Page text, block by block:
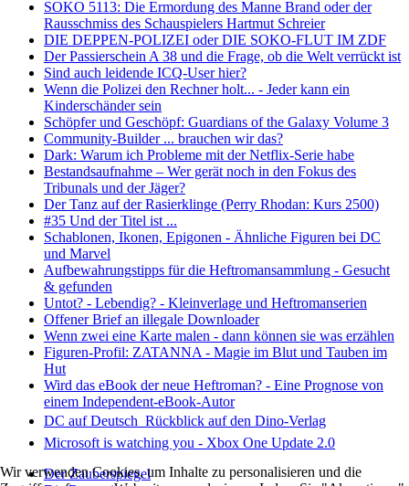
SOKO 5113: Die Ermordung des Manne Brand oder der
Rausschmiss des Schauspielers Hartmut Schreier
DIE DEPPEN-POLIZEI oder DIE SOKO-FLUT IM ZDF
Der Passierschein A 38 und die Frage, ob die Welt verrückt ist
Sind auch leidende ICQ-User hier?
Wenn die Polizei den Rechner holt... - Jeder kann ein
Kinderschänder sein
Schöpfer und Geschöpf: Guardians of the Galaxy Volume 3
Community-Builder ... brauchen wir das?
Dark: Warum ich Probleme mit der Netflix-Serie habe
Bestandsaufnahme – Wer gerät noch in den Fokus des
Tribunals und der Jäger?
Der Tanz auf der Rasierklinge (Perry Rhodan: Kurs 2500)
#35 Und der Titel ist ...
Schablonen, Ikonen, Epigonen - Ähnliche Figuren bei DC
und Marvel
Aufbewahrungstipps für die Heftromansammlung - Gesucht
& gefunden
Untot? - Lebendig? - Kleinverlage und Heftromanserien
Offener Brief an illegale Downloader
Wenn zwei eine Karte malen - dann können sie was erzählen
Figuren-Profil: ZATANNA - Magie im Blut und Tauben im
Hut
Wird das eBook der neue Heftroman? - Eine Prognose von
einem Independent-eBook-Autor
DC auf Deutsch  Rückblick auf den Dino-Verlag
Microsoft is watching you - Xbox One Update 2.0
Der Zauberspiegel
Wir verwenden Cookies, um Inhalte zu personalisieren und die